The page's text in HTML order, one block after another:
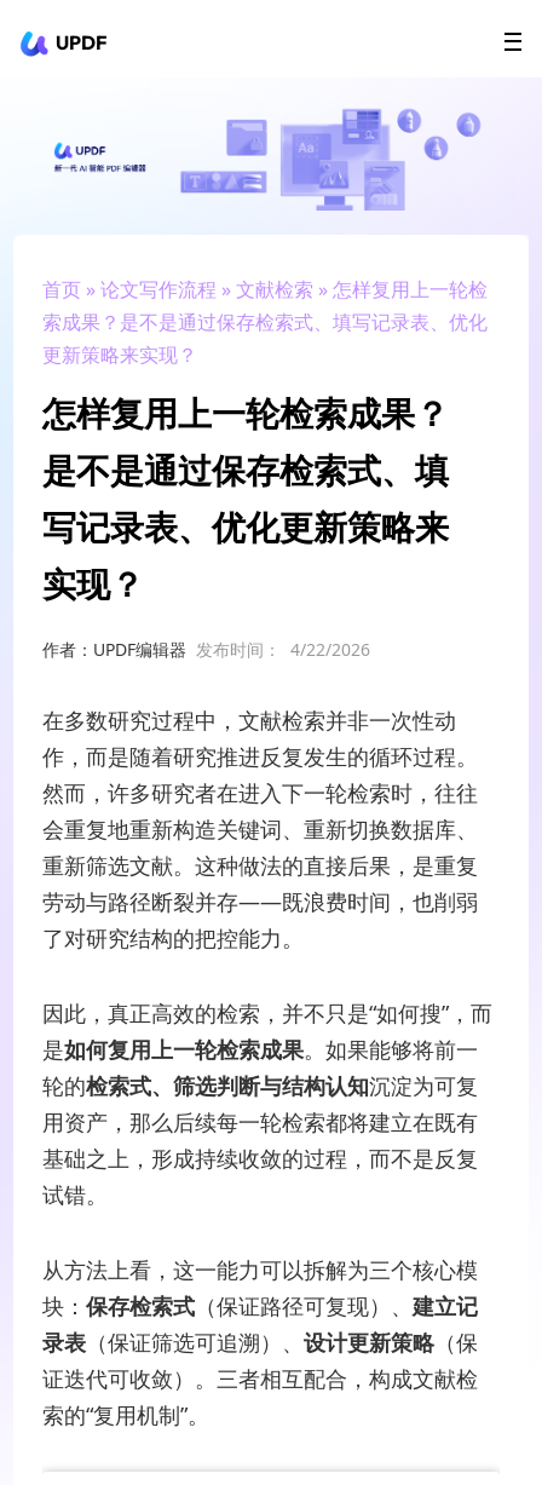
UPDF
AI Agents
政企采购
升级会员
首页 »论文写作流程 »文献检索 » 怎样复用上一轮检
索成果？是不是通过保存检索式、填写记录表、优化
更新策略来实现？
怎样复用上一轮检索成果？
是不是通过保存检索式、填
写记录表、优化更新策略来
实现？
作者：UPDF编辑器 发布时间： 4/22/2026
在多数研究过程中，文献检索并非一次性动
作，而是随着研究推进反复发生的循环过程。
然而，许多研究者在进入下一轮检索时，往往
会重复地重新构造关键词、重新切换数据库、
重新筛选文献。这种做法的直接后果，是重复
劳动与路径断裂并存——既浪费时间，也削弱
了对研究结构的把控能力。
因此，真正高效的检索，并不只是“如何搜”，而
是如何复用上一轮检索成果。如果能够将前一
轮的检索式、筛选判断与结构认知沉淀为可复
用资产，那么后续每一轮检索都将建立在既有
基础之上，形成持续收敛的过程，而不是反复
试错。
从方法上看，这一能力可以拆解为三个核心模
块：保存检索式 （保证路径可复现）、建立记
录表 （保证筛选可追溯）、设计更新策略 （保
证迭代可收敛）。三者相互配合，构成文献检
索的“复用机制”。